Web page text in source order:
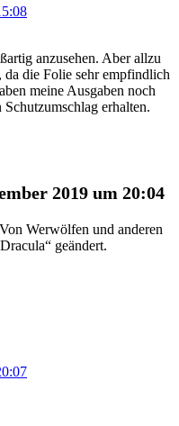
anzusehen. Aber allzu
da die Folie sehr empfindlich
meine Ausgaben noch
Schutzumschlag erhalten.
2019 um 20:04
Werwölfen und anderen
geändert.